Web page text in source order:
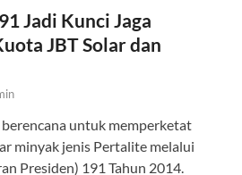
Jadi Kunci Jaga
JBT Solar dan
untuk memperketat
minyak jenis Pertalite melalui
Presiden) 191 Tahun 2014.